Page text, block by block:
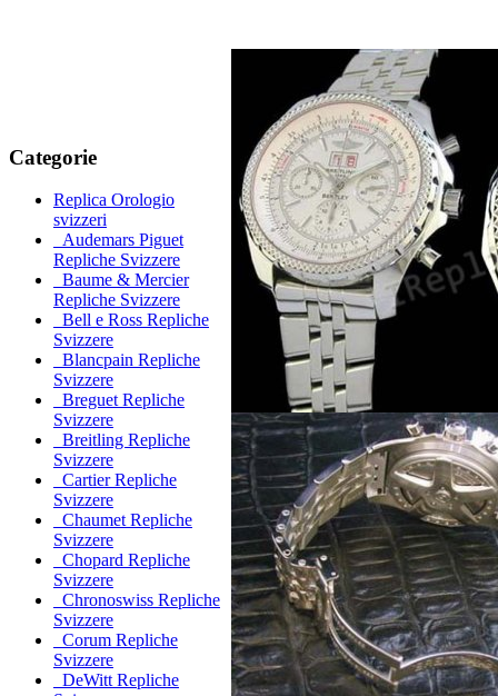
Categorie
Replica Orologio
svizzeri
Audemars Piguet
Repliche Svizzere
Baume & Mercier
Repliche Svizzere
Bell e Ross Repliche
Svizzere
Blancpain Repliche
Svizzere
Breguet Repliche
Svizzere
Breitling Repliche
Svizzere
Cartier Repliche
Svizzere
Chaumet Repliche
Svizzere
Chopard Repliche
Svizzere
Chronoswiss Repliche
Svizzere
Corum Repliche
Svizzere
DeWitt Repliche